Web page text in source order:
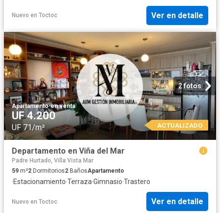
Nuevo en Toctoc Ver en detalle
2 fotos
Apartamento·en venta
UF 4.200
UF 71/m² ACTUALIZADO
Departamento en Viña del Mar
Padre Hurtado, Villa Vista Mar
59 m²2 Dormitorios2 BañosApartamento
·Estacionamiento·Terraza·Gimnasio·Trastero
Nuevo en Toctoc Ver en detalle